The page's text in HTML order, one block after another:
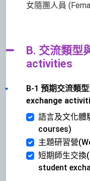
女隨團人員
B. 交流類型
activities
B-1 預期交流類
exchange
語言及文化
courses)
主題研習營
短期師生交
student